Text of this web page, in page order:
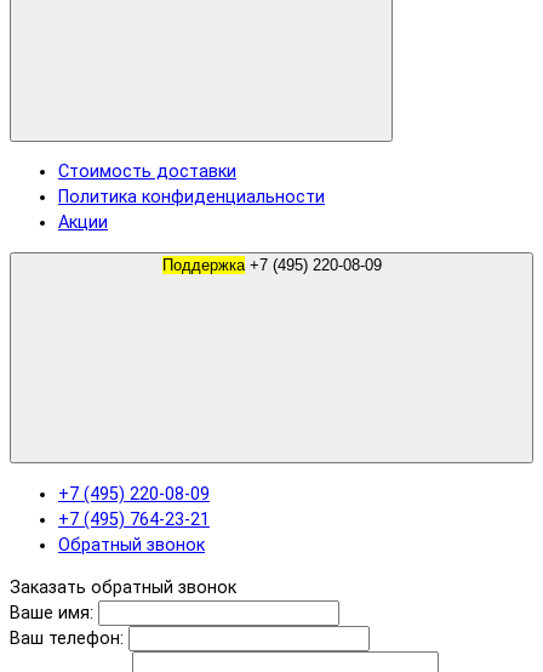
Стоимость доставки
Политика конфиденциальности
Акции
Поддержка +7 (495) 220-08-09
+7 (495) 220-08-09
+7 (495) 764-23-21
Обратный звонок
Заказать обратный звонок
Ваше имя:
Ваш телефон: